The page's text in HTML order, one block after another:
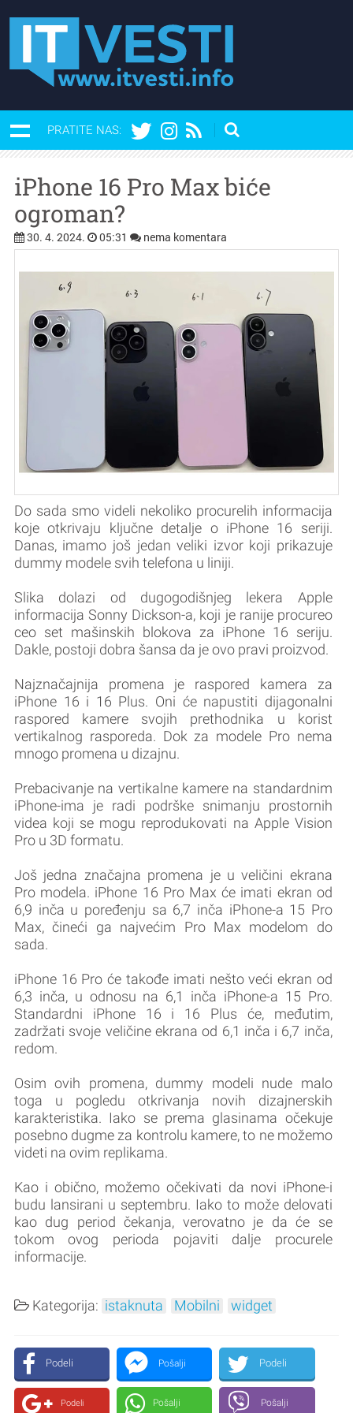
PRATITE NAS:
iPhone 16 Pro Max biće
ogroman?
30. 4. 2024. 05:31 nema komentara
Do sada smo videli nekoliko procurelih informacija
koje otkrivaju ključne detalje o iPhone 16 seriji.
Danas, imamo još jedan veliki izvor koji prikazuje
dummy modele svih telefona u liniji.
Slika dolazi od dugogodišnjeg lekera Apple
informacija Sonny Dickson-a, koji je ranije procureo
ceo set mašinskih blokova za iPhone 16 seriju.
Dakle, postoji dobra šansa da je ovo pravi proizvod.
Najznačajnija promena je raspored kamera za
iPhone 16 i 16 Plus. Oni će napustiti dijagonalni
raspored kamere svojih prethodnika u korist
vertikalnog rasporeda. Dok za modele Pro nema
mnogo promena u dizajnu.
Prebacivanje na vertikalne kamere na standardnim
iPhone-ima je radi podrške snimanju prostornih
videa koji se mogu reprodukovati na Apple Vision
Pro u 3D formatu.
Još jedna značajna promena je u veličini ekrana
Pro modela. iPhone 16 Pro Max će imati ekran od
6,9 inča u poređenju sa 6,7 inča iPhone-a 15 Pro
Max, čineći ga najvećim Pro Max modelom do
sada.
iPhone 16 Pro će takođe imati nešto veći ekran od
6,3 inča, u odnosu na 6,1 inča iPhone-a 15 Pro.
Standardni iPhone 16 i 16 Plus će, međutim,
zadržati svoje veličine ekrana od 6,1 inča i 6,7 inča,
redom.
Osim ovih promena, dummy modeli nude malo
toga u pogledu otkrivanja novih dizajnerskih
karakteristika. Iako se prema glasinama očekuje
posebno dugme za kontrolu kamere, to ne možemo
videti na ovim replikama.
Kao i obično, možemo očekivati da novi iPhone-i
budu lansirani u septembru. Iako to može delovati
kao dug period čekanja, verovatno je da će se
tokom ovog perioda pojaviti dalje procurele
informacije.
Kategorija: istaknuta Mobilni widget
Podeli Pošalji Podeli
Podeli Pošalji Pošalji